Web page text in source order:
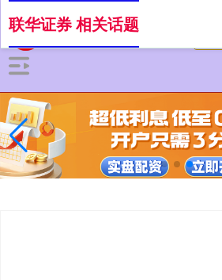
联华证券 相关话题